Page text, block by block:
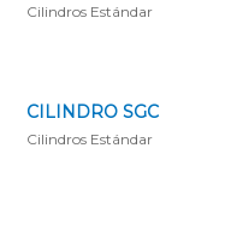
Cilindros Estándar
CILINDRO SGC
Cilindros Estándar